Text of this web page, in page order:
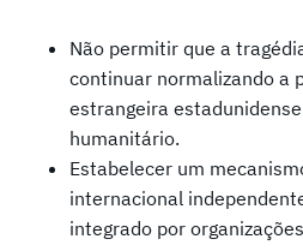
Não permitir que a
continuar normalizando a
estrangeira
humanitário.
Estabelecer um
internacional
integrado por